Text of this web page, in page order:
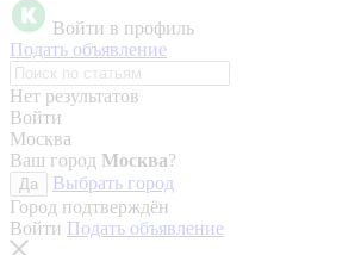
Войти в профиль
Подать объявление
Нет результатов
Войти
Москва
Ваш город Москва?
Да
Выбрать город
Город подтверждён
Войти Подать объявление